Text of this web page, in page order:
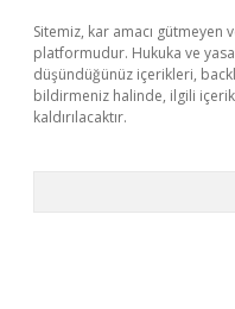
Sitemiz, kar amacı gütmeyen
platformudur. Hukuka ve
düşündüğünüz içerikleri,
bildirmeniz halinde, ilgili
kaldırılacaktır.